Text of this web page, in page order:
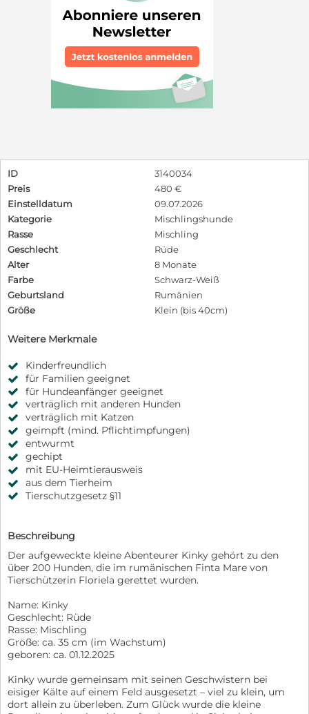
ID
3140034
Preis
480 €
Einstelldatum
09.07.2026
Kategorie
Mischlingshunde
Rasse
Mischling
Geschlecht
Rüde
Alter
8 Monate
Farbe
Schwarz-Weiß
Geburtsland
Rumänien
Größe
Klein (bis 40cm)
Weitere Merkmale
Kinderfreundlich
für Familien geeignet
für Hundeanfänger geeignet
verträglich mit anderen Hunden
verträglich mit Katzen
geimpft (mind. Pflichtimpfungen)
entwurmt
gechipt
mit EU-Heimtierausweis
aus dem Tierheim
Tierschutzgesetz §11
Beschreibung
Der aufgeweckte kleine Abenteurer Kinky gehört zu den
über 200 Hunden, die im rumänischen Finta Mare von
Tierschützerin Floriela gerettet wurden.
Name: Kinky
Geschlecht: Rüde
Rasse: Mischling
Größe: ca. 35 cm (im Wachstum)
geboren: ca. 01.12.2025
Kinky wurde gemeinsam mit seinen Geschwistern bei
eisiger Kälte auf einem Feld ausgesetzt – viel zu klein, um
dort allein zu überleben. Zum Glück wurde die kleine